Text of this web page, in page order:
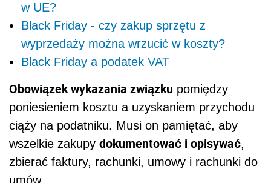
w UE?
Black Friday - czy zakup sprzętu z
wyprzedaży można wrzucić w koszty?
Black Friday a podatek VAT
Obowiązek wykazania związku pomiędzy
poniesieniem kosztu a uzyskaniem przychodu
ciąży na podatniku. Musi on pamiętać, aby
wszelkie zakupy dokumentować i opisywać,
zbierać faktury, rachunki, umowy i rachunki do
umów.